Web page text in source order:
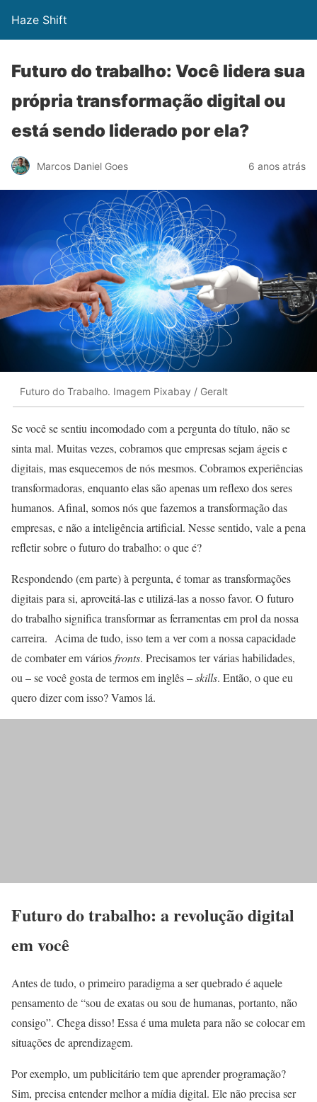
Haze Shift
Futuro do trabalho: Você lidera sua
própria transformação digital ou
está sendo liderado por ela?
Marcos Daniel Goes 6 anos atrás
Futuro do Trabalho. Imagem Pixabay / Geralt
Se você se sentiu incomodado com a pergunta do título, não se
sinta mal. Muitas vezes, cobramos que empresas sejam ágeis e
digitais, mas esquecemos de nós mesmos. Cobramos experiências
transformadoras, enquanto elas são apenas um reflexo dos seres
humanos. Afinal, somos nós que fazemos a transformação das
empresas, e não a inteligência artificial. Nesse sentido, vale a pena
refletir sobre o futuro do trabalho: o que é?
Respondendo (em parte) à pergunta, é tomar as transformações
digitais para si, aproveitá-las e utilizá-las a nosso favor. O futuro
do trabalho significa transformar as ferramentas em prol da nossa
carreira. Acima de tudo, isso tem a ver com a nossa capacidade
de combater em váriosfronts. Precisamos ter várias habilidades,
ou – se você gosta de termos em inglês –skills. Então, o que eu
quero dizer com isso? Vamos lá.
Futuro do trabalho: a revolução digital
em você
Antes de tudo, o primeiro paradigma a ser quebrado é aquele
pensamento de “sou de exatas ou sou de humanas, portanto, não
consigo”. Chega disso! Essa é uma muleta para não se colocar em
situações de aprendizagem.
Por exemplo, um publicitário tem que aprender programação?
Sim, precisa entender melhor a mídia digital. Ele não precisa ser